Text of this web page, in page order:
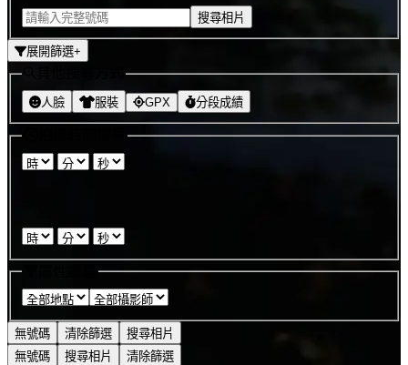
搜尋相片
展開篩選+
人臉 服裝 GPX 分段成績
無號碼 清除篩選
搜尋相片
無號碼
搜尋相片 清除篩選